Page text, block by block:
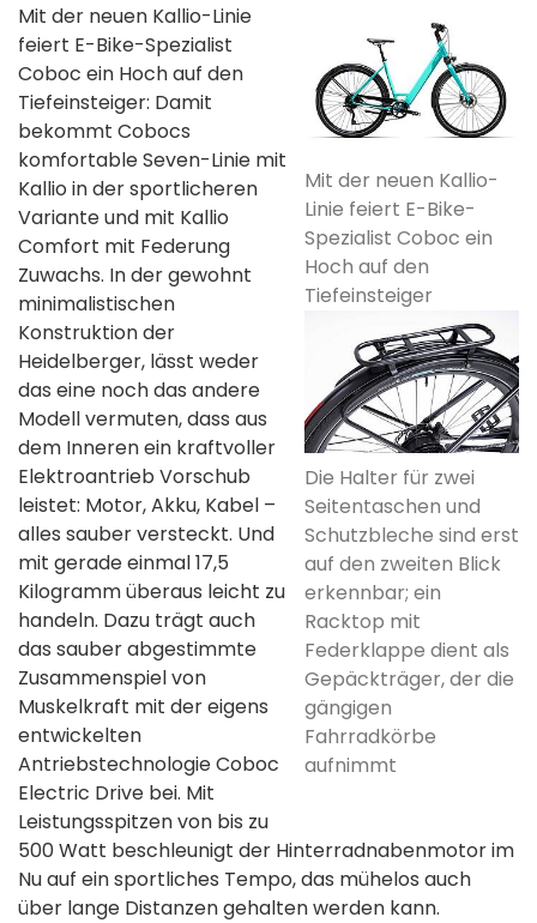
Mit der neuen Kallio-
Linie feiert E-Bike-
Spezialist Coboc ein
Hoch auf den
Tiefeinsteiger
Die Halter für zwei
Seitentaschen und
Schutzbleche sind erst
auf den zweiten Blick
erkennbar; ein
Racktop mit
Federklappe dient als
Gepäckträger, der die
gängigen
Fahrradkörbe
aufnimmt
Mit der neuen Kallio-Linie
feiert E-Bike-Spezialist
Coboc ein Hoch auf den
Tiefeinsteiger: Damit
bekommt Cobocs
komfortable Seven-Linie mit
Kallio in der sportlicheren
Variante und mit Kallio
Comfort mit Federung
Zuwachs. In der gewohnt
minimalistischen
Konstruktion der
Heidelberger, lässt weder
das eine noch das andere
Modell vermuten, dass aus
dem Inneren ein kraftvoller
Elektroantrieb Vorschub
leistet: Motor, Akku, Kabel –
alles sauber versteckt. Und
mit gerade einmal 17,5
Kilogramm überaus leicht zu
handeln. Dazu trägt auch
das sauber abgestimmte
Zusammenspiel von
Muskelkraft mit der eigens
entwickelten
Antriebstechnologie Coboc
Electric Drive bei. Mit
Leistungsspitzen von bis zu
500 Watt beschleunigt der Hinterradnabenmotor im
Nu auf ein sportliches Tempo, das mühelos auch
über lange Distanzen gehalten werden kann.